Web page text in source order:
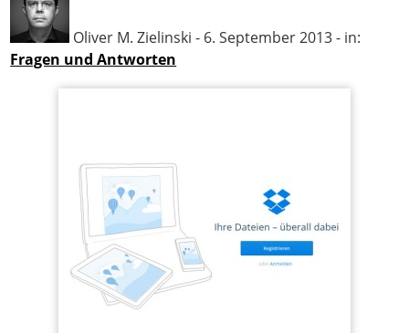
Oliver M. Zielinski - 6. September 2013- in:
Fragen und Antworten